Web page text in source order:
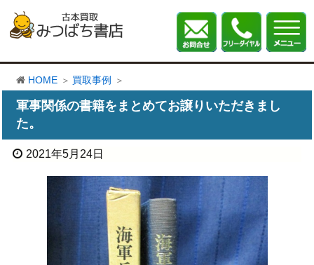
HOME 買取事例
軍事関係の書籍をまとめてお譲りいただきまし
た。
2021年5月24日